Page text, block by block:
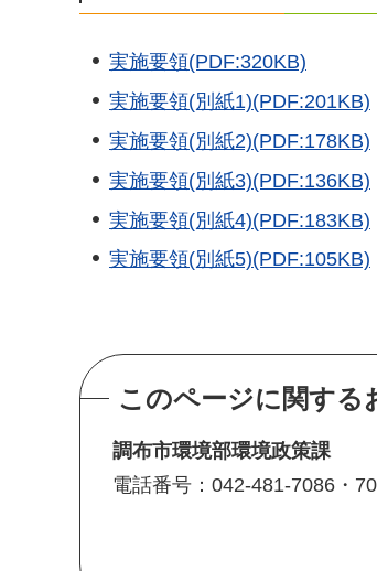
実施要領(PDF:320KB)
実施要領(別紙1)(PDF:201KB)
実施要領(別紙2)(PDF:178KB)
実施要領(別紙3)(PDF:136KB)
実施要領(別紙4)(PDF:183KB)
実施要領(別紙5)(PDF:105KB)
このページに関する
調布市環境部環境政策課
電話番号：042-481-7086・